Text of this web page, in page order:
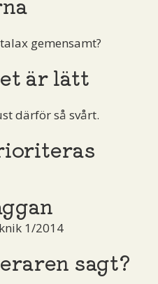
gemensamt?
är lätt
därför så svårt.
1/2014
sagt?